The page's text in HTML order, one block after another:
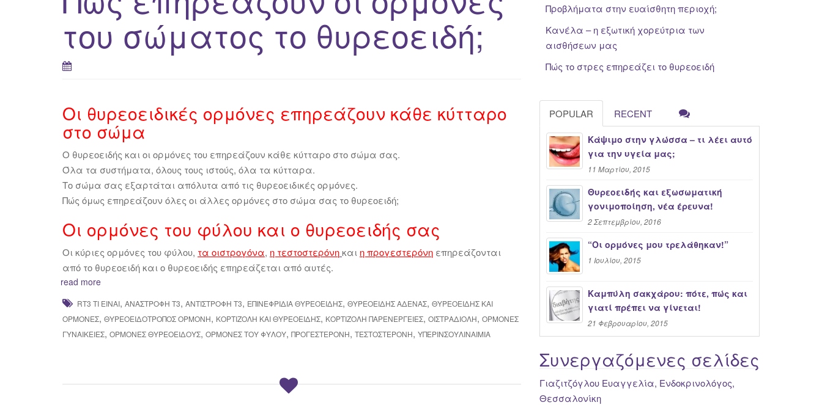
του σώματος το θυρεοειδή;
Οι θυρεοειδικές ορμόνες επηρεάζουν κάθε κύτταρο
στο σώμα
Ο θυρεοειδής και οι ορμόνες του επηρεάζουν κάθε κύτταρο στο σώμα σας.
Όλα τα συστήματα, όλους τους ιστούς, όλα τα κύτταρα.
Το σώμα σας εξαρτάται απόλυτα από τις θυρεοειδικές ορμόνες.
Πώς όμως επηρεάζουν όλες οι άλλες ορμόνες στο σώμα σας το θυρεοειδή;
Οι ορμόνες του φύλου και ο θυρεοειδής σας
Οι κύριες ορμόνες του φύλου, τα οιστρογόνα, η τεστοστερόνη και η προγεστερόνη επηρεάζονται
από το θυρεοειδή και ο θυρεοειδής επηρεάζεται από αυτές.
read more
RT3 ΤΙ ΕΊΝΑΙ, ΑΝΆΣΤΡΟΦΗ Τ3, ΑΝΤΊΣΤΡΟΦΗ T3, ΕΠΙΝΕΦΡΊΔΙΑ ΘΥΡΕΟΕΙΔΉΣ, ΘΥΡΕΟΕΙΔΉΣ ΑΔΈΝΑΣ, ΘΥΡΕΟΕΙΔΉΣ ΚΑΙ
ΟΡΜΌΝΕΣ, ΘΥΡΕΟΕΙΔΟΤΡΌΠΟΣ ΟΡΜΌΝΗ, ΚΟΡΤΙΖΌΛΗ ΚΑΙ ΘΥΡΕΟΕΙΔΉΣ, ΚΟΡΤΙΖΌΛΗ ΠΑΡΕΝΈΡΓΕΙΕΣ, ΟΙΣΤΡΑΔΙΌΛΗ, ΟΡΜΟΝΕΣ
ΓΥΝΑΙΚΕΊΕΣ, ΟΡΜΌΝΕΣ ΘΥΡΕΟΕΙΔΟΎΣ, ΟΡΜΌΝΕΣ ΤΟΥ ΦΎΛΟΥ, ΠΡΟΓΕΣΤΕΡΌΝΗ, ΤΕΣΤΟΣΤΕΡΌΝΗ, ΥΠΕΡΙΝΣΟΥΛΙΝΑΙΜΊΑ
Προβλήματα στην ευαίσθητη περιοχή;
Κανέλα – η εξωτική χορεύτρια των
αισθήσεων μας
Πώς το στρες επηρεάζει το θυρεοειδή
POPULAR RECENT
Κάψιμο στην γλώσσα – τι λέει αυτό
για την υγεία μας;
11 Μαρτίου, 2015
Θυρεοειδής και εξωσωματική
γονιμοποίηση, νέα έρευνα!
2 Σεπτεμβρίου, 2016
“Oι ορμόνες μου τρελάθηκαν!”
1 Ιουλίου, 2015
Καμπύλη σακχάρου: πότε, πώς και
γιατί πρέπει να γίνεται!
21 Φεβρουαρίου, 2015
Συνεργαζόμενες σελίδες
Γιαζιτζόγλου Ευαγγελία, Ενδοκρινολόγος,
Θεσσαλονίκη